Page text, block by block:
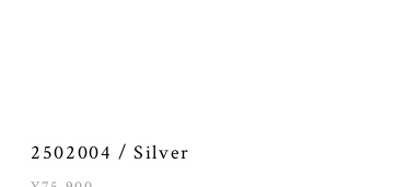
2502004 / Silver